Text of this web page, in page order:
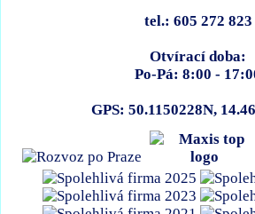
tel.: 605 272 823
Otvírací doba:
Po-Pá: 8:00 -
GPS: 50.1150228N,